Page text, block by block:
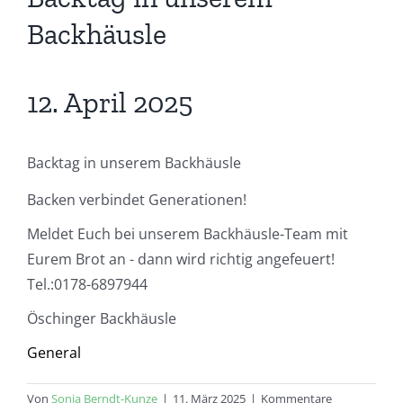
Backhäusle
12. April 2025
Backtag in unserem Backhäusle
Backen verbindet Generationen!
Meldet Euch bei unserem Backhäusle-Team mit
Eurem Brot an - dann wird richtig angefeuert!
Tel.:0178-6897944
Öschinger Backhäusle
General
Von Sonja Berndt-Kunze | 11. März 2025 | Kommentare